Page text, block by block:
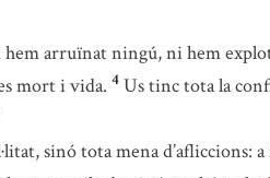
arruïnat ningú, ni hem
mort i vida. 4 Us tinc tota la
sinó tota mena d’afliccions: